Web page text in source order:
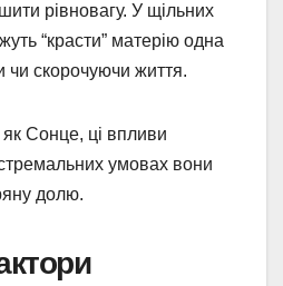
рівновагу. У щільних
“красти” матерію одна
чи скорочуючи життя.
як Сонце, ці впливи
умовах вони
долю.